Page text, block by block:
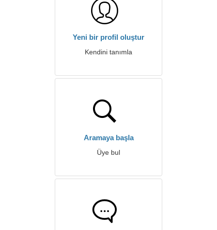
Yeni bir profil oluştur
Kendini tanımla
Aramaya başla
Üye bul